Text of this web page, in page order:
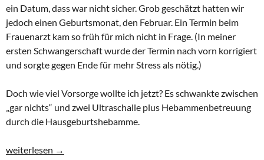
ein Datum, dass war nicht sicher. Grob geschätzt hatten wir
jedoch einen Geburtsmonat, den Februar. Ein Termin beim
Frauenarzt kam so früh für mich nicht in Frage. (In meiner
ersten Schwangerschaft wurde der Termin nach vorn korrigiert
und sorgte gegen Ende für mehr Stress als nötig.)
Doch wie viel Vorsorge wollte ich jetzt? Es schwankte zwischen
„gar nichts“ und zwei Ultraschalle plus Hebammenbetreuung
durch die Hausgeburtshebamme.
Geduld, Vergebung und eine selbstermächtigte Alleingeburt
weiterlesen →